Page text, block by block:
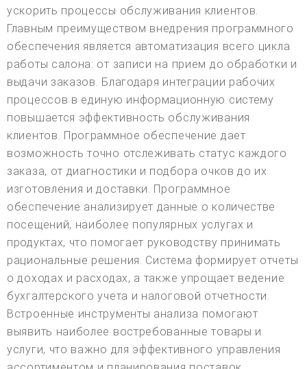
ускорить процессы обслуживания клиентов.
Главным преимуществом внедрения программного
обеспечения является автоматизация всего цикла
работы салона: от записи на прием до обработки и
выдачи заказов. Благодаря интеграции рабочих
процессов в единую информационную систему
повышается эффективность обслуживания
клиентов. Программное обеспечение дает
возможность точно отслеживать статус каждого
заказа, от диагностики и подбора очков до их
изготовления и доставки. Программное
обеспечение анализирует данные о количестве
посещений, наиболее популярных услугах и
продуктах, что помогает руководству принимать
рациональные решения. Система формирует отчеты
о доходах и расходах, а также упрощает ведение
бухгалтерского учета и налоговой отчетности.
Встроенные инструменты анализа помогают
выявить наиболее востребованные товары и
услуги, что важно для эффективного управления